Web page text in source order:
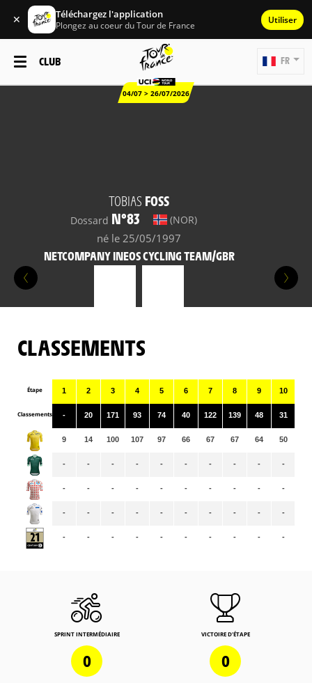
✕ Téléchargez l'application
Plongez au coeur du Tour de France Utiliser
CLUB
04/07 > 26/07/2026
FR
TOBIAS FOSS
Dossard N°83 (NOR)
né le 25/05/1997
NETCOMPANY INEOS CYCLING TEAM/GBR
CLASSEMENTS
Étape
Classements
1
-
9
-
-
-
-
2
20
14
-
-
-
-
3
171
100
-
-
-
-
4
93
107
-
-
-
-
5
74
97
-
-
-
-
6
40
66
-
-
-
-
7
122
67
-
-
-
-
8
139
67
-
-
-
-
9
48
64
-
-
-
-
10
31
50
-
-
-
-
SPRINT INTERMÉDIAIRE
0
VICTOIRE D'ÉTAPE
0